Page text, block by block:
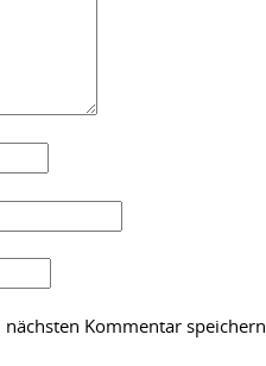
Kommentar speichern.